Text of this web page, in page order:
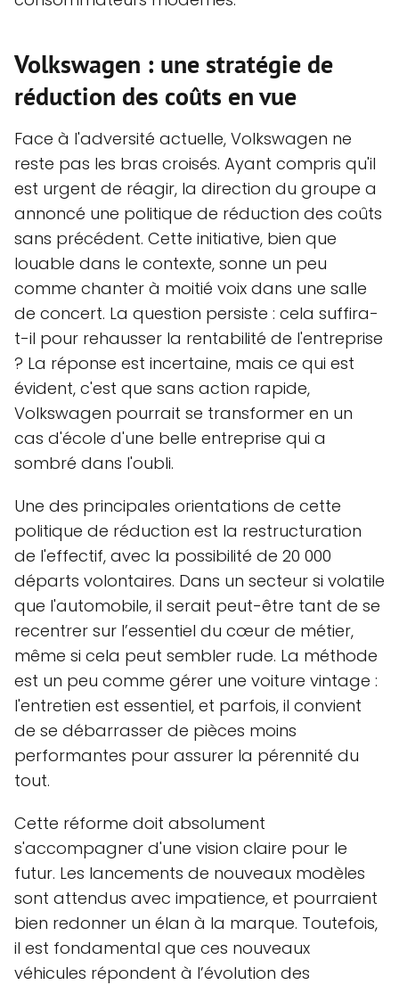
Volkswagen : une stratégie de
réduction des coûts en vue
Face à l'adversité actuelle, Volkswagen ne
reste pas les bras croisés. Ayant compris qu'il
est urgent de réagir, la direction du groupe a
annoncé une politique de réduction des coûts
sans précédent. Cette initiative, bien que
louable dans le contexte, sonne un peu
comme chanter à moitié voix dans une salle
de concert. La question persiste : cela suffira-
t-il pour rehausser la rentabilité de l'entreprise
? La réponse est incertaine, mais ce qui est
évident, c'est que sans action rapide,
Volkswagen pourrait se transformer en un
cas d'école d'une belle entreprise qui a
sombré dans l'oubli.
Une des principales orientations de cette
politique de réduction est la restructuration
de l'effectif, avec la possibilité de 20 000
départs volontaires. Dans un secteur si volatile
que l'automobile, il serait peut-être tant de se
recentrer sur l’essentiel du cœur de métier,
même si cela peut sembler rude. La méthode
est un peu comme gérer une voiture vintage :
l'entretien est essentiel, et parfois, il convient
de se débarrasser de pièces moins
performantes pour assurer la pérennité du
tout.
Cette réforme doit absolument
s'accompagner d'une vision claire pour le
futur. Les lancements de nouveaux modèles
sont attendus avec impatience, et pourraient
bien redonner un élan à la marque. Toutefois,
il est fondamental que ces nouveaux
véhicules répondent à l’évolution des